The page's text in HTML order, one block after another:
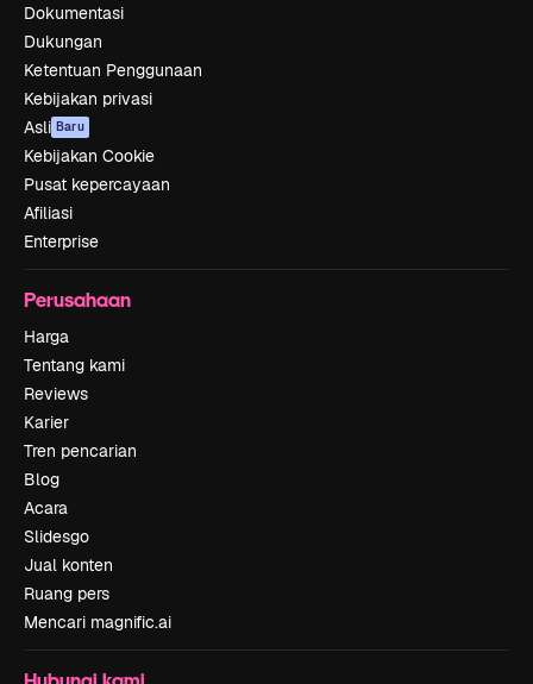
Dokumentasi
Dukungan
Ketentuan Penggunaan
Kebijakan privasi
Asli Baru
Kebijakan Cookie
Pusat kepercayaan
Afiliasi
Enterprise
Perusahaan
Harga
Tentang kami
Reviews
Karier
Tren pencarian
Blog
Acara
Slidesgo
Jual konten
Ruang pers
Mencari magnific.ai